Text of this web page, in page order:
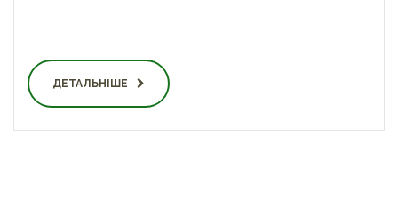
ДЕТАЛЬНІШЕ